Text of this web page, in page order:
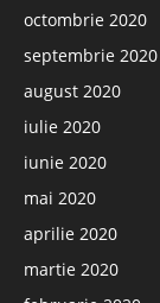
octombrie 2020
septembrie 2020
august 2020
iulie 2020
iunie 2020
mai 2020
aprilie 2020
martie 2020